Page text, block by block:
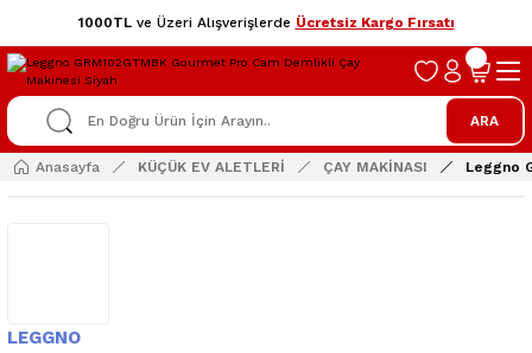
1000TLve Üzeri Alışverişlerde Ücretsiz Kargo Fırsatı
ARA
Anasayfa KÜÇÜK EV ALETLERİ ÇAY MAKİNASI Leggno
LEGGNO